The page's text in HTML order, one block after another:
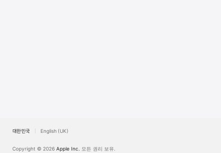
대한민국 English (UK)
Copyright © 2026 Apple Inc. 모든 권리 보유.